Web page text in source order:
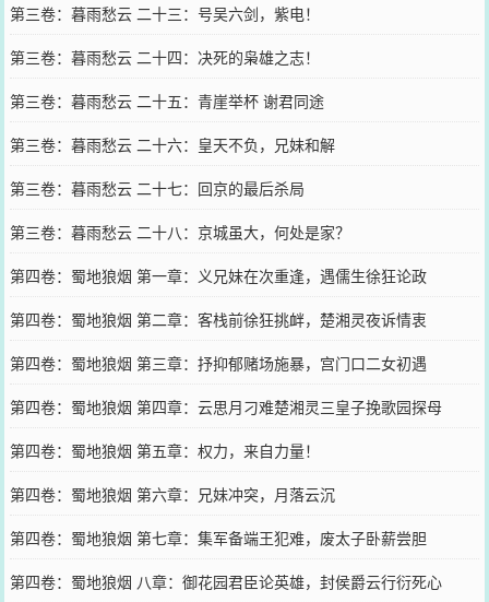
第三卷：暮雨愁云 二十三：号吴六剑，紫电！
第三卷：暮雨愁云 二十四：决死的枭雄之志！
第三卷：暮雨愁云 二十五：青崖举杯 谢君同途
第三卷：暮雨愁云 二十六：皇天不负，兄妹和解
第三卷：暮雨愁云 二十七：回京的最后杀局
第三卷：暮雨愁云 二十八：京城虽大，何处是家？
第四卷：蜀地狼烟 第一章：义兄妹在次重逢，遇儒生徐狂论政
第四卷：蜀地狼烟 第二章：客栈前徐狂挑衅，楚湘灵夜诉情衷
第四卷：蜀地狼烟 第三章：抒抑郁赌场施暴，宫门口二女初遇
第四卷：蜀地狼烟 第四章：云思月刁难楚湘灵三皇子挽歌园探母
第四卷：蜀地狼烟 第五章：权力，来自力量！
第四卷：蜀地狼烟 第六章：兄妹冲突，月落云沉
第四卷：蜀地狼烟 第七章：集军备端王犯难，废太子卧薪尝胆
第四卷：蜀地狼烟 八章：御花园君臣论英雄，封侯爵云行衍死心